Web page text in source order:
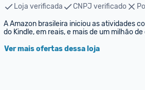
Loja verificada CNPJ verificado
A Amazon brasileira iniciou as atividades
do Kindle, em reais, e mais de um milhão
Ver mais ofertas dessa loja